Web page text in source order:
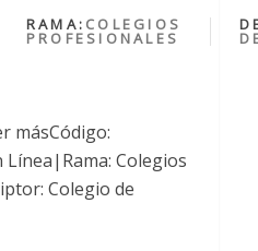
RAMA: COLEGIOS
PROFESIONALES
másCódigo:
Línea|Rama: Colegios
Colegio de